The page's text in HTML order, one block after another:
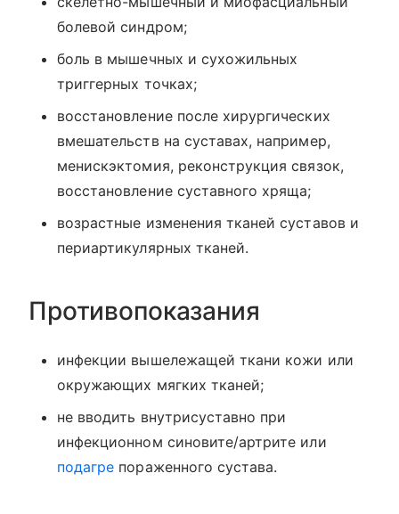
болевой синдром;
боль в мышечных и сухожильных
триггерных точках;
восстановление после хирургических
вмешательств на суставах, например,
менискэктомия, реконструкция связок,
восстановление суставного хряща;
возрастные изменения тканей суставов и
периартикулярных тканей.
Противопоказания
инфекции вышележащей ткани кожи или
окружающих мягких тканей;
не вводить внутрисуставно при
инфекционном синовите/артрите или
подагре пораженного сустава.